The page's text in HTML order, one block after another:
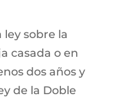
sobre la
casada o en
dos años y
de la Doble